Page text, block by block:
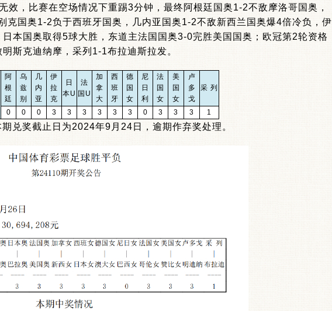
效，比赛在空场情况下重踢3分钟，最终阿根廷国奥1-2不敌摩洛哥国奥，
克国奥1-2负于西班牙国奥，几内亚国奥1-2不敌新西兰国奥爆4倍冷负，伊
本国奥取得5球大胜，东道主法国国奥3-0完胜美国国奥；欧冠第2轮资格
斯克迪纳摩，采列1-1布拉迪斯拉发。
阿
根
廷
乌
兹
别
几
内
亚
伊
拉
克
日
本U
法
国U
加
拿
大
西
班
牙
德
国
女
尼
日
利
法
国
女
美
国
女
卢
多
戈
采 列
0 0 0 3 3 3 3 3 3 0 3 3 3 1
奖截止日为2024年9月24日，逾期作弃奖处理。